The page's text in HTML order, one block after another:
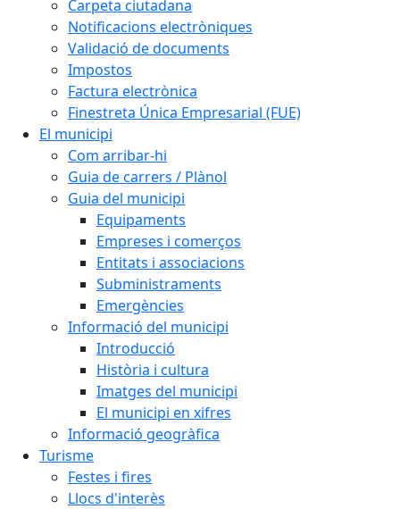
Carpeta ciutadana
Notificacions electròniques
Validació de documents
Impostos
Factura electrònica
Finestreta Única Empresarial (FUE)
El municipi
Com arribar-hi
Guia de carrers / Plànol
Guia del municipi
Equipaments
Empreses i comerços
Entitats i associacions
Subministraments
Emergències
Informació del municipi
Introducció
Història i cultura
Imatges del municipi
El municipi en xifres
Informació geogràfica
Turisme
Festes i fires
Llocs d'interès